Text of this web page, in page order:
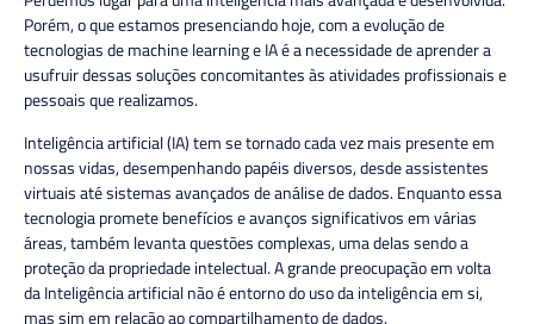
Porém, o que estamos presenciando hoje, com a evolução de
tecnologias demachine learninge IA é a necessidade de aprender a
usufruir dessas soluções concomitantes às atividades profissionais e
pessoais que realizamos.
Inteligência artificial (IA) tem se tornado cada vez mais presente em
nossas vidas, desempenhando papéis diversos, desde assistentes
virtuais até sistemas avançados de análise de dados. Enquanto essa
tecnologia promete benefícios e avanços significativos em várias
áreas, também levanta questões complexas, uma delas sendo a
proteção da propriedade intelectual. A grande preocupação em volta
da Inteligência artificial não é entorno do uso da inteligência em si,
mas sim em relação ao compartilhamento de dados.